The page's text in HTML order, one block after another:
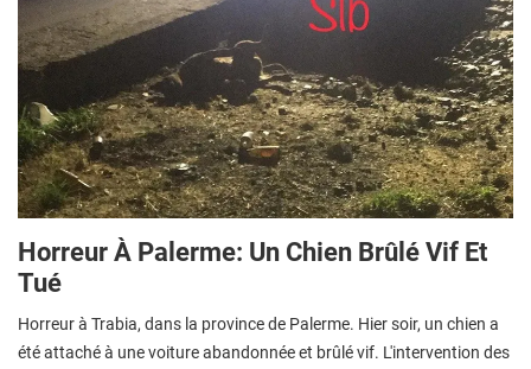
Horreur À Palerme: Un Chien Brûlé Vif Et
Tué
Horreur à Trabia, dans la province de Palerme. Hier soir, un chien a
été attaché à une voiture abandonnée et brûlé vif. L'intervention des